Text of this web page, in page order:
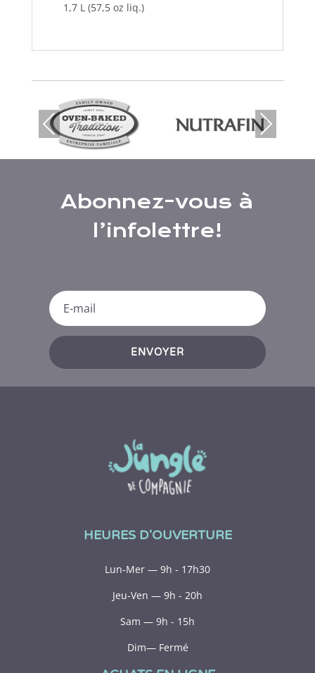
1,7 L (57,5 oz liq.)
Prev
ious
Nex
t
Abonnez-vous à
l’infolettre!
ENVOYER
HEURES D'OUVERTURE
Lun-Mer — 9h - 17h30
Jeu-Ven — 9h - 20h
Sam — 9h - 15h
Dim— Fermé